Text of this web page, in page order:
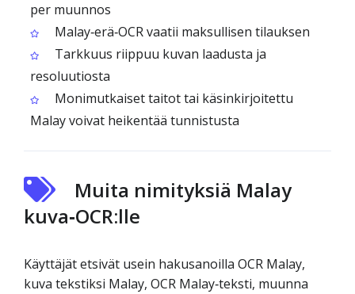
per muunnos
Malay‑erä‑OCR vaatii maksullisen tilauksen
Tarkkuus riippuu kuvan laadusta ja
resoluutiosta
Monimutkaiset taitot tai käsinkirjoitettu
Malay voivat heikentää tunnistusta
Muita nimityksiä Malay
kuva‑OCR:lle
Käyttäjät etsivät usein hakusanoilla OCR Malay,
kuva tekstiksi Malay, OCR Malay‑teksti, muunna